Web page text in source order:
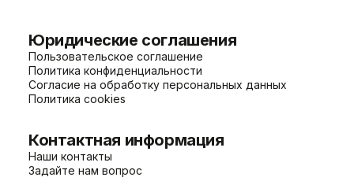
Юридические соглашения
Пользовательское соглашение
Политика конфиденциальности
Согласие на обработку персональных данных
Политика cookies
Контактная информация
Наши контакты
Задайте нам вопрос